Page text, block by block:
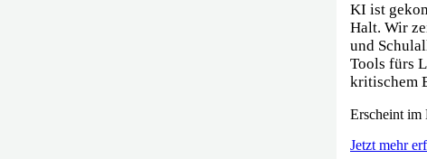
KI ist
Halt. Wir
und
Tools fürs
kritischem
Erscheint im
Jetzt mehr